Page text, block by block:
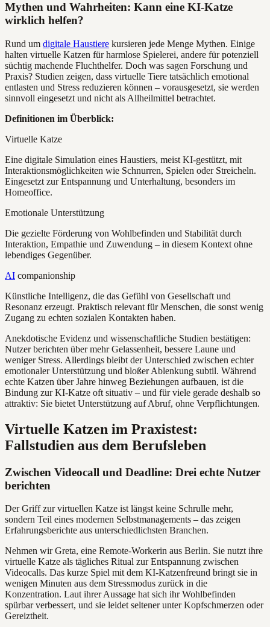
Mythen und Wahrheiten: Kann eine KI-Katze
wirklich helfen?
Rund um digitale Haustiere kursieren jede Menge Mythen. Einige
halten virtuelle Katzen für harmlose Spielerei, andere für potenziell
süchtig machende Fluchthelfer. Doch was sagen Forschung und
Praxis? Studien zeigen, dass virtuelle Tiere tatsächlich emotional
entlasten und Stress reduzieren können – vorausgesetzt, sie werden
sinnvoll eingesetzt und nicht als Allheilmittel betrachtet.
Definitionen im Überblick:
Virtuelle Katze
Eine digitale Simulation eines Haustiers, meist KI-gestützt, mit
Interaktionsmöglichkeiten wie Schnurren, Spielen oder Streicheln.
Eingesetzt zur Entspannung und Unterhaltung, besonders im
Homeoffice.
Emotionale Unterstützung
Die gezielte Förderung von Wohlbefinden und Stabilität durch
Interaktion, Empathie und Zuwendung – in diesem Kontext ohne
lebendiges Gegenüber.
AI companionship
Künstliche Intelligenz, die das Gefühl von Gesellschaft und
Resonanz erzeugt. Praktisch relevant für Menschen, die sonst wenig
Zugang zu echten sozialen Kontakten haben.
Anekdotische Evidenz und wissenschaftliche Studien bestätigen:
Nutzer berichten über mehr Gelassenheit, bessere Laune und
weniger Stress. Allerdings bleibt der Unterschied zwischen echter
emotionaler Unterstützung und bloßer Ablenkung subtil. Während
echte Katzen über Jahre hinweg Beziehungen aufbauen, ist die
Bindung zur KI-Katze oft situativ – und für viele gerade deshalb so
attraktiv: Sie bietet Unterstützung auf Abruf, ohne Verpflichtungen.
Virtuelle Katzen im Praxistest:
Fallstudien aus dem Berufsleben
Zwischen Videocall und Deadline: Drei echte Nutzer
berichten
Der Griff zur virtuellen Katze ist längst keine Schrulle mehr,
sondern Teil eines modernen Selbstmanagements – das zeigen
Erfahrungsberichte aus unterschiedlichsten Branchen.
Nehmen wir Greta, eine Remote-Workerin aus Berlin. Sie nutzt ihre
virtuelle Katze als tägliches Ritual zur Entspannung zwischen
Videocalls. Das kurze Spiel mit dem KI-Katzenfreund bringt sie in
wenigen Minuten aus dem Stressmodus zurück in die
Konzentration. Laut ihrer Aussage hat sich ihr Wohlbefinden
spürbar verbessert, und sie leidet seltener unter Kopfschmerzen oder
Gereiztheit.